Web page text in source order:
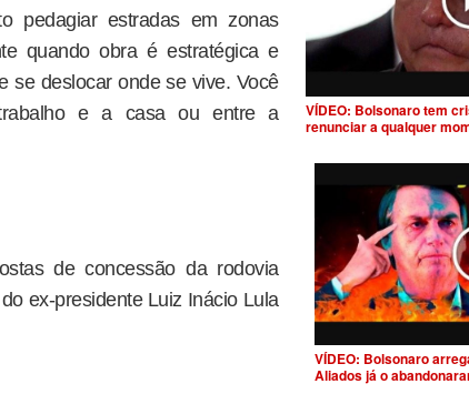
pedagiar estradas em zonas
quando obra é estratégica e
se deslocar onde se vive. Você
e a casa ou entre a
de concessão da rodovia
ex-presidente Luiz Inácio Lula
VÍDEO: Bolsonaro tem
renunciar a qualquer
VÍDEO: Bolsonaro
Aliados já o